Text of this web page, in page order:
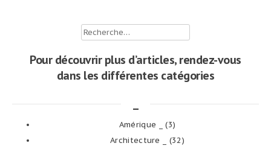
Rechercher :
Pour découvrir plus d’articles, rendez-vous
dans les différentes catégories
Amérique _
(3)
Architecture _
(32)